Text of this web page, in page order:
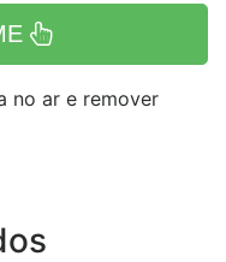
no ar e remover